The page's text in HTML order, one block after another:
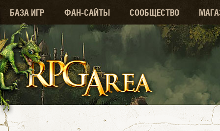
БАЗА ИГР ФАН-САЙТЫ СООБЩЕСТВО